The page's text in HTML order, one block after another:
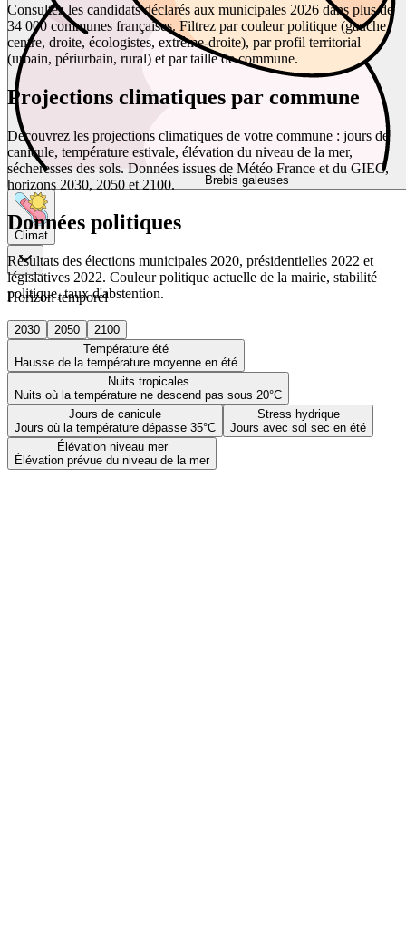
Brebis galeuses
Climat
Horizon temporel
2030 2050
2100
Température été
Hausse de la température moyenne en été
Nuits tropicales
Nuits où la température ne descend pas sous 20°C
Jours de canicule
Jours où la température dépasse 35°C
Stress hydrique
Jours avec sol sec en été
Élévation niveau mer
Élévation prévue du niveau de la mer
Consultez les candidats déclarés aux municipales 2026 dans plus de
34 000 communes françaises. Filtrez par couleur politique (gauche,
centre, droite, écologistes, extrême-droite), par profil territorial
(urbain, périurbain, rural) et par taille de commune.
Projections climatiques par commune
Découvrez les projections climatiques de votre commune : jours de
canicule, température estivale, élévation du niveau de la mer,
sécheresses des sols. Données issues de Météo France et du GIEC,
horizons 2030, 2050 et 2100.
Données politiques
Résultats des élections municipales 2020, présidentielles 2022 et
législatives 2022. Couleur politique actuelle de la mairie, stabilité
politique, taux d'abstention.